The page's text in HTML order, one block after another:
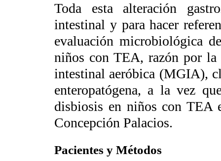
Toda esta alteración
intestinal y para hacer
evaluación microbiológica
niños con TEA, razón por
intestinal aeróbica (MGIA),
enteropatógena, a la vez
disbiosis en niños con TEA
Concepción Palacios.
Pacientes y Métodos